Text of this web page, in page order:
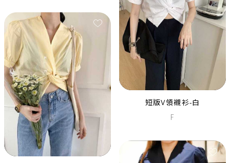
NANETTE LEPORE黑色亮片層
次交叉露背洋裝
MARCHESA深藍桃心領亮片紗
裙禮服
XXS S
短版V領襯衫-白
F